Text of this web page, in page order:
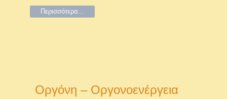
Περισσότερα...
Οργόνη – Οργονοενέργεια